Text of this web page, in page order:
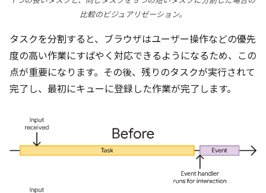
比較のビジュアリゼーション。
タスクを分割すると、ブラウザはユーザー操作などの優先
度の高い作業にすばやく対応できるようになるため、この
点が重要になります。その後、残りのタスクが実行されて
完了し、最初にキューに登録した作業が完了します。